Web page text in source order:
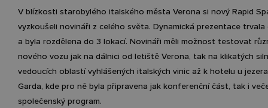
V blízkosti starobylého italského města Verona si nový Rapid
vyzkoušeli novináři z celého světa. Dynamická prezentace trvala
a byla rozdělena do 3 lokací. Novináři měli možnost testovat
nového vozu jak na dálnici od letiště Verona, tak na klikatých
vedoucích oblastí vyhlášených italských vinic až k hotelu u
Garda, kde pro ně byla připravena jak konferenční část, tak i
společenský program.